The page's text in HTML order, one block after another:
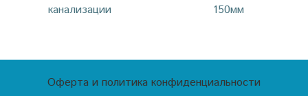
канализации
150мм
Оферта и политика конфиденциальности